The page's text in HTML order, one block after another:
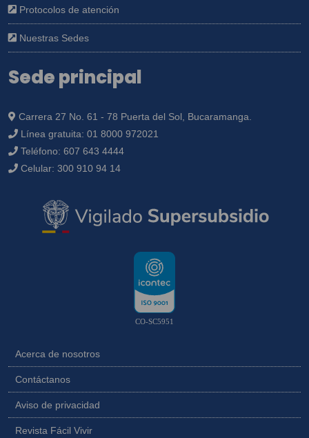
Protocolos de atención
Nuestras Sedes
Sede principal
Carrera 27 No. 61 - 78 Puerta del Sol, Bucaramanga.
Línea gratuita: 01 8000 972021
Teléfono: 607 643 4444
Celular: 300 910 94 14
CO-SC5951
Acerca de nosotros
Contáctanos
Aviso de privacidad
Revista Fácil Vivir